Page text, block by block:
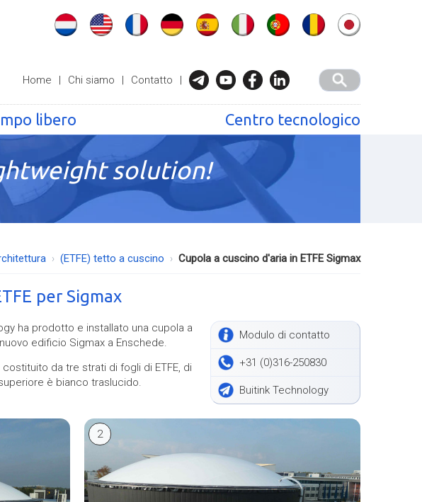
Home | Chi siamo | Contatto |
libero Centro tecnologico
solution!
(ETFE) tetto a cuscino Cupola a cuscino d'aria in ETFE Sigmax
per Sigmax
Modulo di contatto
+31 (0)316-250830
Buitink Technology
ha prodotto e installato una cupola a
edificio Sigmax a Enschede.
da tre strati di fogli di ETFE, di
è bianco traslucido.
2